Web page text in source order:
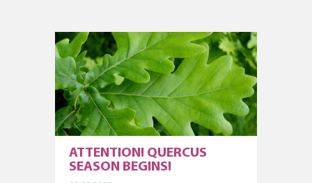
ATTENTION! QUERCUS
SEASON BEGINS!